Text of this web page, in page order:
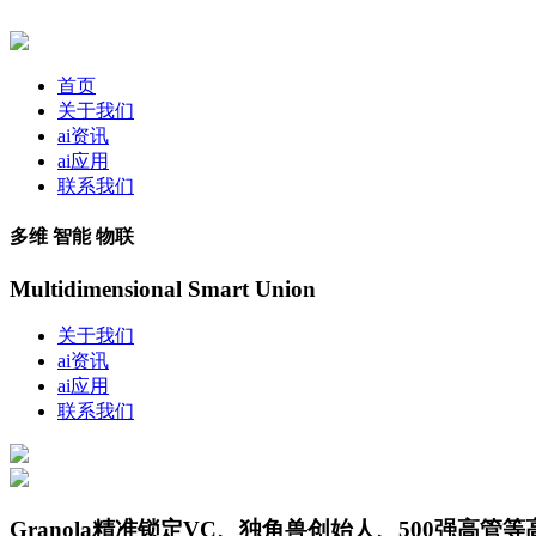
首页
关于我们
ai资讯
ai应用
联系我们
多维 智能 物联
Multidimensional Smart Union
关于我们
ai资讯
ai应用
联系我们
Granola精准锁定VC、独角兽创始人、500强高管等